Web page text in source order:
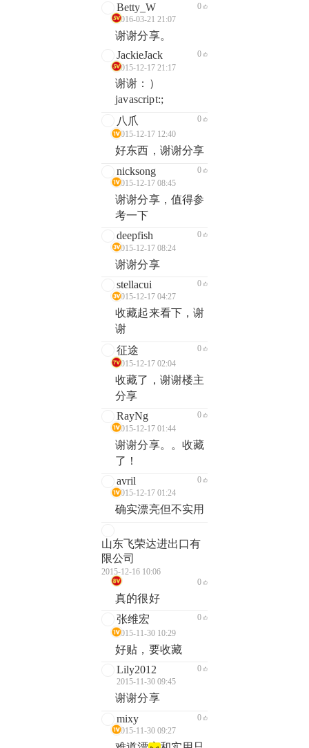
Betty_W
2016-03-21 21:07
0
谢谢分享。
JackieJack
2015-12-17 21:17
0
谢谢：）
javascript:;
八爪
2015-12-17 12:40
0
好东西，谢谢分享
nicksong
2015-12-17 08:45
0
谢谢分享，值得参
考一下
deepfish
2015-12-17 08:24
0
谢谢分享
stellacui
2015-12-17 04:27
0
收藏起来看下，谢
谢
征途
2015-12-17 02:04
0
收藏了，谢谢楼主
分享
RayNg
2015-12-17 01:44
0
谢谢分享。。收藏
了！
avril
2015-12-17 01:24
0
确实漂亮但不实用
山东飞荣达进出口有
限公司
2015-12-16 10:06
0
真的很好
张维宏
2015-11-30 10:29
0
好贴，要收藏
Lily2012
2015-11-30 09:45
0
谢谢分享
mixy
2015-11-30 09:27
0